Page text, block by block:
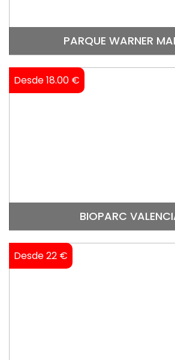
PARQUE WARNER
Desde 18.00 €
BIOPARC
Desde 22 €